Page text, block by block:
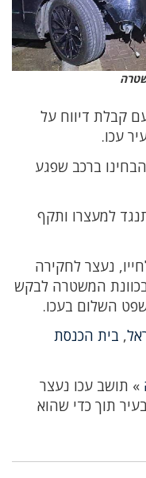
קבלת דיווח על
עכו.
ברכב שפגע
למעצרו ותקף
תושב עכו בשנות ה- 20 לחייו, נעצר לחקירה
המשטרה לבקש
השלום בעכו.
, בית הכנסת
» תושב עכו נעצר
תוך כדי שהוא